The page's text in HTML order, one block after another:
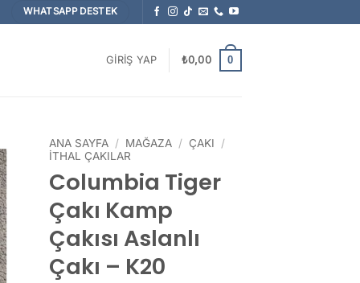
WHATSAPP DESTEK
GIRIŞ YAP ₺0,00 0
ANA SAYFA / MAĞAZA / ÇAKI
/
İTHAL ÇAKILAR
Columbia Tiger
Çakı Kamp
Çakısı Aslanlı
Çakı – K20